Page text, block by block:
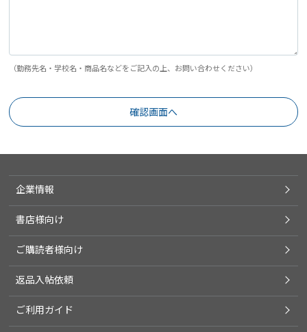
（勤務先名・学校名・商品名などをご記入の上、お問い合わせください）
企業情報
書店様向け
ご購読者様向け
返品入帖依頼
ご利用ガイド